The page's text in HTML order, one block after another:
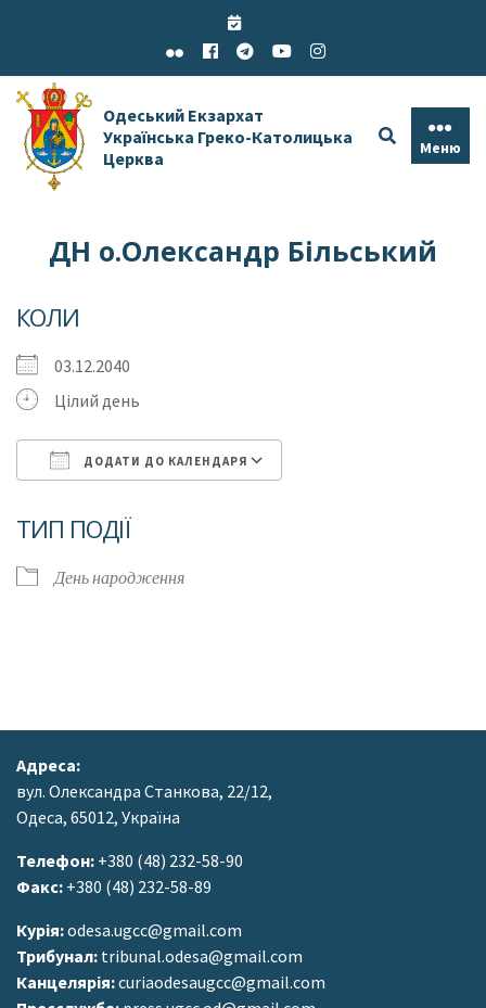
Одеський Екзархат
Українська Греко-Католицька
Церква
Меню
ДН о.Олександр Більський
КОЛИ
03.12.2040
Цілий день
ДОДАТИ ДО КАЛЕНДАРЯ
ТИП ПОДІЇ
День народження
Адреса:
вул. Олександра Станкова, 22/12,
Одеса, 65012, Україна
Телефон: +380 (48) 232-58-90
Факс: +380 (48) 232-58-89
Курія:odesa.ugcc@gmail.com
Трибунал: tribunal.odesa@gmail.com
Канцелярія:curiaodesaugcc@gmail.com